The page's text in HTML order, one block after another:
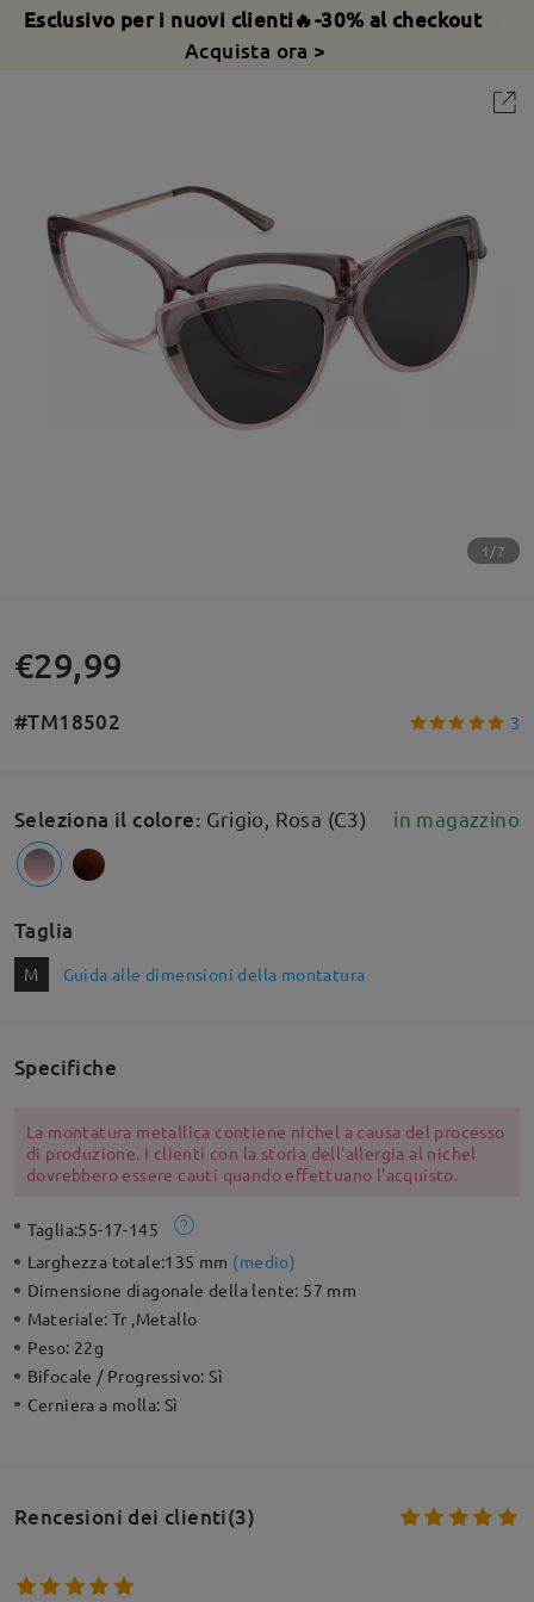
Esclusivo per i nuovi clienti🔥-30% al checkout
Acquista ora >
1/7
€29,99
#TM18502 3
Seleziona il colore: Grigio, Rosa (C3) in magazzino
Taglia
M Guida alle dimensioni della montatura
Specifiche
La montatura metallica contiene nichel a causa del processo
di produzione. I clienti con la storia dell'allergia al nichel
dovrebbero essere cauti quando effettuano l'acquisto.
Taglia:55-17-145
Larghezza totale:135 mm (medio)
Dimensione diagonale della lente: 57 mm
Materiale:Tr ,Metallo
Peso: 22g
Bifocale / Progressivo:Sì
Cerniera a molla: Sì
Rencesioni dei clienti(3)